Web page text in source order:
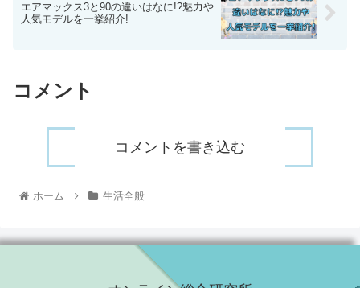
エアマックス3と90の違いはなに!?魅力や
人気モデルを一挙紹介!
コメント
コメントを書き込む
ホーム 生活全般